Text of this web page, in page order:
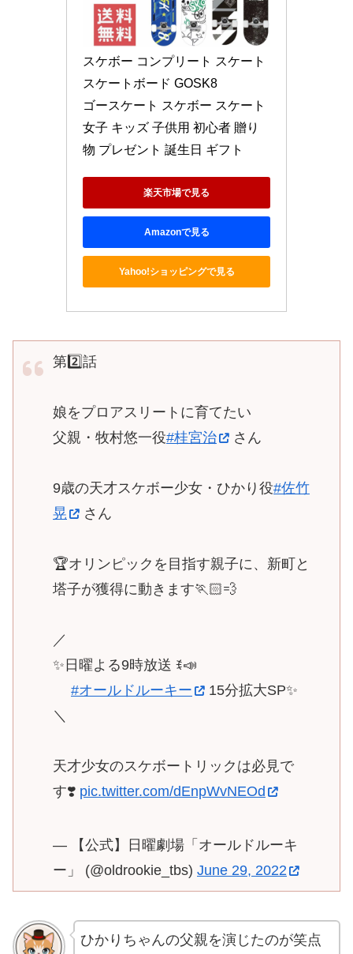
スケボー コンプリート スケート
スケートボード GOSK8
ゴースケート スケボー スケート
女子 キッズ 子供用 初心者 贈り
物 プレゼント 誕生日 ギフト
楽天市場で見る
Amazonで見る
Yahoo!ショッピングで見る
第2️⃣話
娘をプロアスリートに育てたい
父親・牧村悠一役#桂宮治 さん
9歳の天才スケボー少女・ひかり役#佐竹
晃
さん
🏆オリンピックを目指す親子に、新町と
塔子が獲得に動きます🏃🏻💨
／
✨日曜よる9時放送 ꉂ📣
#オールドルーキー
15分拡大SP✨
＼
天才少女のスケボートリックは必見で
す❣️ pic.twitter.com/dEnpWvNEOd
— 【公式】日曜劇場「オールドルーキ
ー」 (@oldrookie_tbs) June 29, 2022
ひかりちゃんの父親を演じたのが笑点